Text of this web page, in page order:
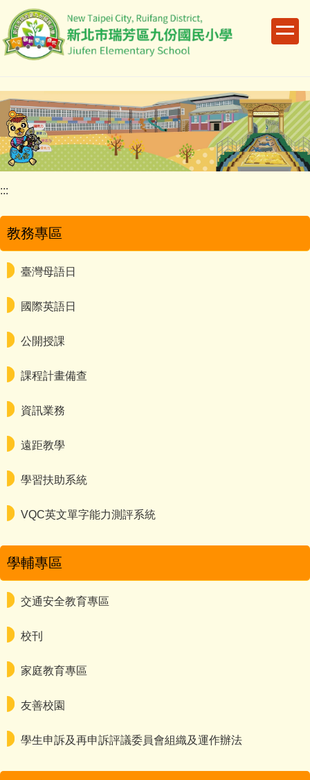
到
主
容
區
:::
教務專區
臺灣母語日
國際英語日
公開授課
課程計畫備查
資訊業務
遠距教學
學習扶助系統
VQC英文單字能力測評系統
學輔專區
交通安全教育專區
校刊
家庭教育專區
友善校園
學生申訴及再申訴評議委員會組織及運作辦法